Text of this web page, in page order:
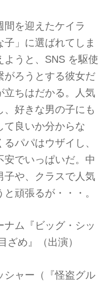
間を迎えたケイラ
」に選ばれてしま
ようと、SNS を駆使
がろうとする彼⼥だ
⽴ちはだかる。⼈気
好きな男の⼦にも
て良いか分からな
パパはウザイし、
安でいっぱいだ。中
⼦や、クラスで⼈気
頑張るが・・・。
ム『ビッグ・シッ
ざめ』（出演）
シャー（『怪盗グル